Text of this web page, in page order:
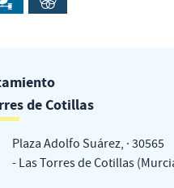
de Cotillas
Plaza Adolfo Suárez, ·
- Las Torres de Cotillas